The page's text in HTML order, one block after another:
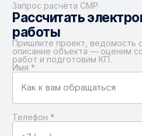
Запрос расчёта СМР
Рассчитать
работы
Пришлите проект, ведомость
описание объекта — оценим
работ и подготовим КП.
Имя *
Телефон *